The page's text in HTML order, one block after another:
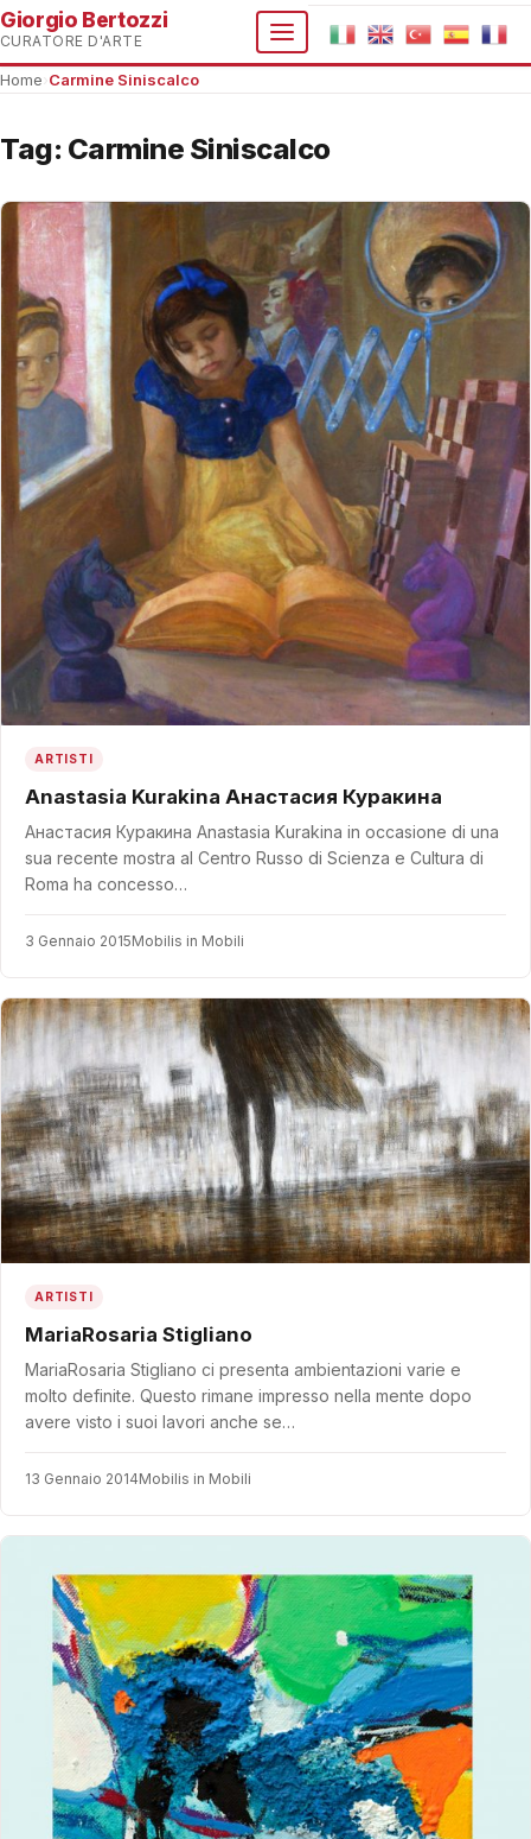
Giorgio Bertozzi
CURATORE D'ARTE
Home Carmine Siniscalco
Tag: Carmine Siniscalco
ARTISTI
Anastasia Kurakina Анастасия Куракина
Анастасия Куракина Anastasia Kurakina in occasione di una
sua recente mostra al Centro Russo di Scienza e Cultura di
Roma ha concesso…
3 Gennaio 2015Mobilis in Mobili
ARTISTI
MariaRosaria Stigliano
MariaRosaria Stigliano ci presenta ambientazioni varie e
molto definite. Questo rimane impresso nella mente dopo
avere visto i suoi lavori anche se…
13 Gennaio 2014Mobilis in Mobili